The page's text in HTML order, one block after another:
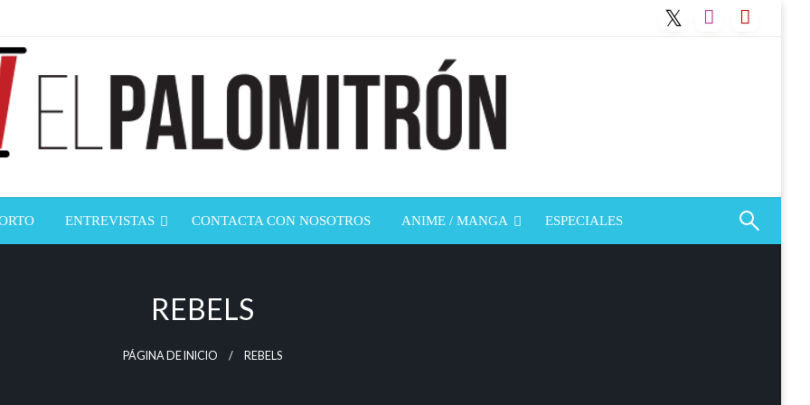
ENTREVISTAS CONTACTA CON NOSOTROS ANIME / MANGA ESPECIALES
REBELS
PÁGINA DE INICIO REBELS